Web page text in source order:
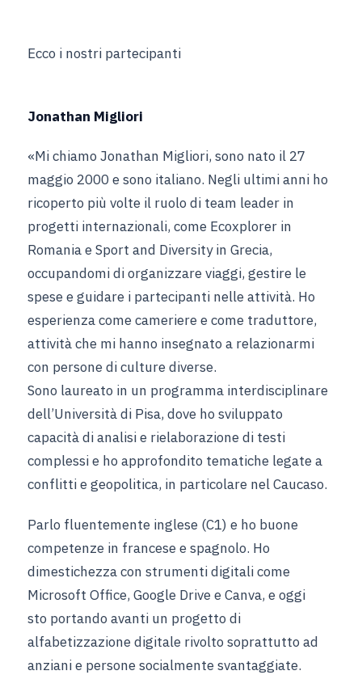
Ecco i nostri partecipanti
Jonathan Migliori
«Mi chiamo Jonathan Migliori, sono nato il 27
maggio 2000 e sono italiano. Negli ultimi anni ho
ricoperto più volte il ruolo di team leader in
progetti internazionali, come Ecoxplorer in
Romania e Sport and Diversity in Grecia,
occupandomi di organizzare viaggi, gestire le
spese e guidare i partecipanti nelle attività. Ho
esperienza come cameriere e come traduttore,
attività che mi hanno insegnato a relazionarmi
con persone di culture diverse.
Sono laureato in un programma interdisciplinare
dell’Università di Pisa, dove ho sviluppato
capacità di analisi e rielaborazione di testi
complessi e ho approfondito tematiche legate a
conflitti e geopolitica, in particolare nel Caucaso.
Parlo fluentemente inglese (C1) e ho buone
competenze in francese e spagnolo. Ho
dimestichezza con strumenti digitali come
Microsoft Office, Google Drive e Canva, e oggi
sto portando avanti un progetto di
alfabetizzazione digitale rivolto soprattutto ad
anziani e persone socialmente svantaggiate.